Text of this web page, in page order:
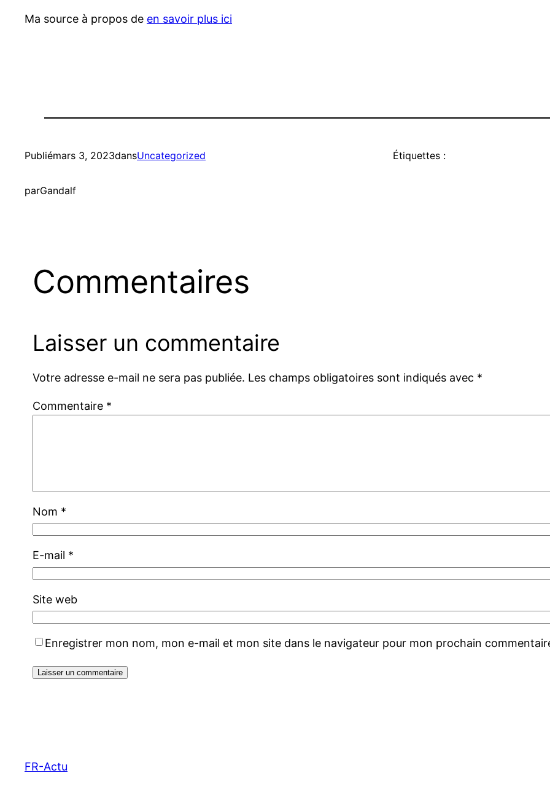
Ma source à propos de en savoir plus ici
Publiémars 3, 2023dansUncategorized
parGandalf
Étiquettes :
Commentaires
Laisser un commentaire
Votre adresse e-mail ne sera pas publiée. Les champs obligatoires sont indiqués avec *
Commentaire *
Nom *
E-mail *
Site web
Enregistrer mon nom, mon e-mail et mon site dans le navigateur pour mon prochain
FR-Actu